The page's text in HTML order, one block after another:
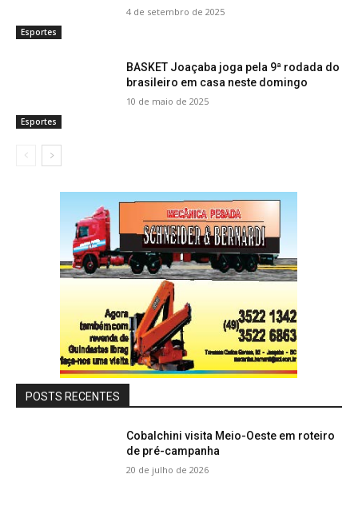
Esportes
4 de setembro de 2025
Esportes
BASKET Joaçaba joga pela 9ª rodada do
brasileiro em casa neste domingo
10 de maio de 2025
POSTS RECENTES
Cobalchini visita Meio-Oeste em roteiro
de pré-campanha
20 de julho de 2026